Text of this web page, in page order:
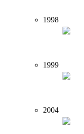
1998
1999
2004